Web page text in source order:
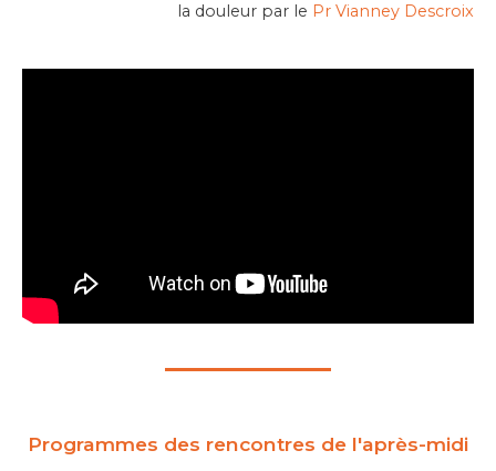
la douleur par le Pr Vianney Descroix
Programmes des rencontres de l'après-midi